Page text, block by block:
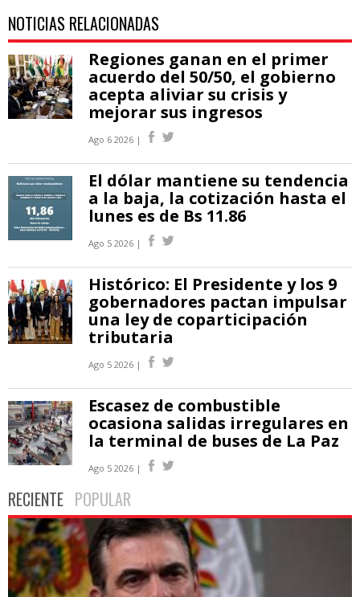
NOTICIAS RELACIONADAS
Regiones ganan en el primer
acuerdo del 50/50, el gobierno
acepta aliviar su crisis y
mejorar sus ingresos
Ago 6 2026 |
El dólar mantiene su tendencia
a la baja, la cotización hasta el
lunes es de Bs 11.86
Ago 5 2026 |
Histórico: El Presidente y los 9
gobernadores pactan impulsar
una ley de coparticipación
tributaria
Ago 5 2026 |
Escasez de combustible
ocasiona salidas irregulares en
la terminal de buses de La Paz
Ago 5 2026 |
RECIENTE POPULAR